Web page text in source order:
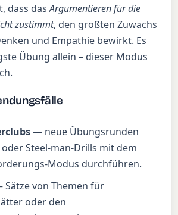
dass dasArgumentieren für die
zustimmt, den größten Zuwachs
und Empathie bewirkt. Es
Übung allein – dieser Modus
— neue Übungsrunden
Steel-man-Drills mit dem
Modus durchführen.
von Themen für
oder den